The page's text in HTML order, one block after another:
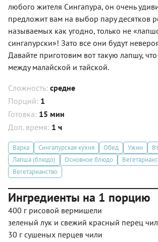
любого жителя Сингапура, он очень
предложит вам на выбор пару десятков
называемых как угодно, только не
сингапурски»! Зато все они будут
Давайте приготовим вот такую лапшу,
между малайской и тайской.
Сложность: средне
Порций: 1
Готовка: 15 мин
Доп. время: 1 ч
Варка Сингапурская кухня Обед Ужин
Лапша (блюдо)
Основное блюдо
Вегетарианство
Ингредиенты на 1 порцию
400 г рисовой вермишели
зеленый лук и свежий красный перец
30 г сушеных перцев чили